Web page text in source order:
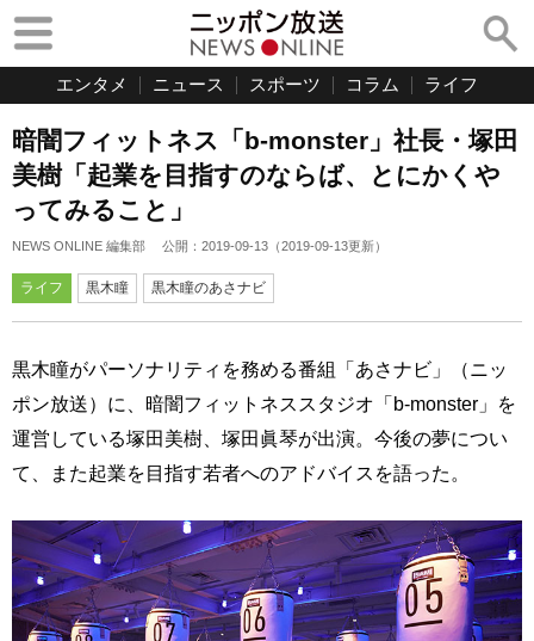
エンタメ ニュース スポーツ コラム ライフ
暗闇フィットネス「b-monster」社長・塚田
美樹「起業を目指すのならば、とにかくや
ってみること」
NEWS ONLINE 編集部 公開： 2019-09-13 （2019-09-13更新）
ライフ 黒木瞳 黒木瞳のあさナビ
黒木瞳がパーソナリティを務める番組「あさナビ」（ニッ
ポン放送）に、暗闇フィットネススタジオ「b-monster」を
運営している塚田美樹、塚田眞琴が出演。今後の夢につい
て、また起業を目指す若者へのアドバイスを語った。